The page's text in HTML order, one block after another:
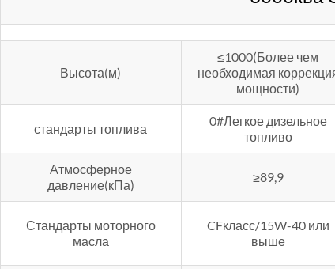
Высота(м)
≤1000(Более чем
необходимая
мощности)
стандарты топлива
0#Легкое дизельное
топливо
Атмосферное
давление(кПа)
≥89,9
Стандарты моторного
масла
CFкласс/15W-40 или
выше